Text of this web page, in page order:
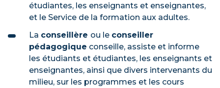
étudiantes, les enseignants et enseignantes,
et le Service de la formation aux adultes.
La conseillère ou le conseiller
pédagogique conseille, assiste et informe
les étudiants et étudiantes, les enseignants et
enseignantes, ainsi que divers intervenants du
milieu, sur les programmes et les cours